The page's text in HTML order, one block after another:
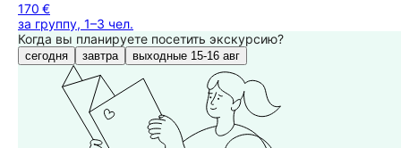
170 €
за группу, 1–3 чел.
Когда вы планируете посетить экскурсию?
сегодня завтра выходные 15-16 авг